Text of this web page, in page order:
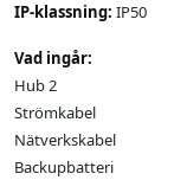
IP-klassning: IP50
Vad ingår:
Hub 2
Strömkabel
Nätverkskabel
Backupbatteri